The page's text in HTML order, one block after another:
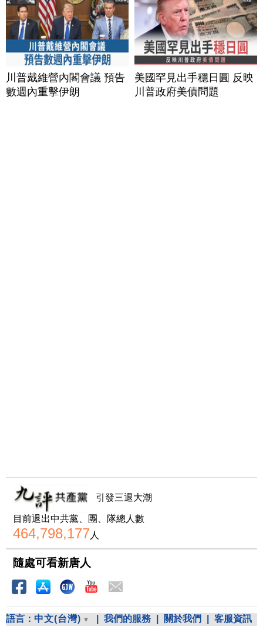
川普戴維營內閣會議 預告
數週內重擊伊朗
美國罕見出手穩日圓 反映
川普政府美債問題
引發三退大潮
目前退出中共黨、團、隊總人數
464,798,177人
隨處可看新唐人
語言： 中文(台灣) 我們的服務 關於我們 客服資訊